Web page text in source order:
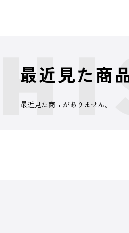
最近見た商
最近見た商品がありません。